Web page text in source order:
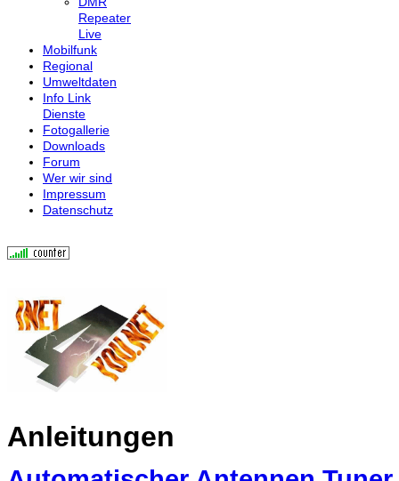
Repeater
Live
Mobilfunk
Regional
Umweltdaten
Info Link
Dienste
Fotogallerie
Downloads
Forum
Wer wir sind
Impressum
Datenschutz
Anleitungen